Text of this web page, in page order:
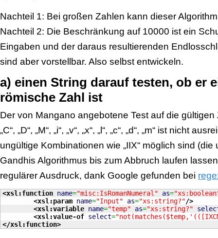
Nachteil 1: Bei großen Zahlen kann dieser
Nachteil 2: Die Beschränkung auf 10000 ist ein
Eingaben und der daraus resultierenden
sind aber vorstellbar. Also selbst entwickeln.
a) einen String darauf testen, ob er
römische Zahl ist
Der von Mangano angebotene Test auf die gültigen
„C“, „D“, „M“, „i“, „v“, „x“, „l“, „c“, „d“, „m“ ist nicht
ungültige Kombinationen wie „IIX“ möglich sind
Gandhis Algorithmus bis zum Abbruch laufen
regulärer Ausdruck, dank Google gefunden bei
<xsl:function name="misc:IsRomanNumeral" as=
<xsl:param name="Input" as="xs:string?"/>
<xsl:variable name="temp" as="xs:string?"
<xsl:value-of select=
</xsl:function>